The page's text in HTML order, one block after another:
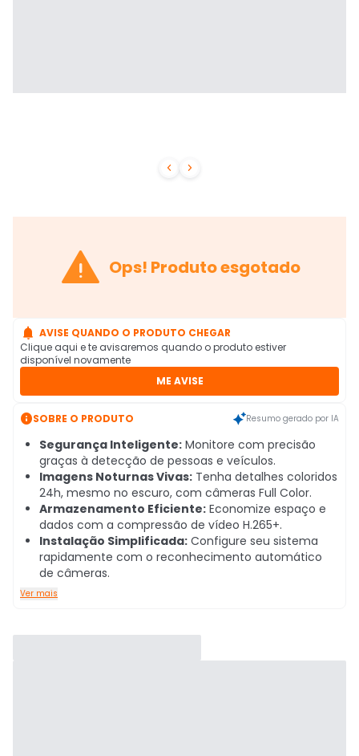
 
 Ops! Produto esgotado
 AVISE QUANDO O PRODUTO CHEGAR
Clique aqui e te avisaremos quando o produto estiver
disponível novamente
ME AVISE
SOBRE O PRODUTO Resumo gerado por IA
Segurança Inteligente: Monitore com precisão
graças à detecção de pessoas e veículos.
Imagens Noturnas Vivas: Tenha detalhes coloridos
24h, mesmo no escuro, com câmeras Full Color.
Armazenamento Eficiente: Economize espaço e
dados com a compressão de vídeo H.265+.
Instalação Simplificada: Configure seu sistema
rapidamente com o reconhecimento automático
de câmeras.
Ver mais